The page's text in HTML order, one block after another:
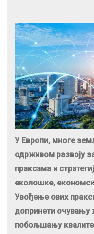
У Европи, многе
одрживом развоју
праксама и
еколошке,
Увођење ових
допринети очувању
побољшању